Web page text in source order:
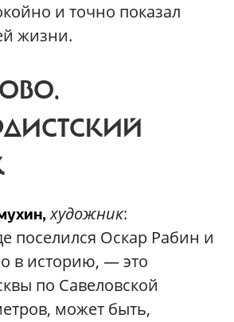
и точно показал
жизни.
художник:
поселился Оскар Рабин и
в историю, — это
по Савеловской
может быть,